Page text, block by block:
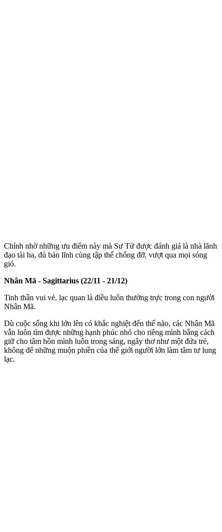
Chính nhờ những ưu điểm này mà Sư Tử được đánh giá là nhà lãnh
đạo tài ba, đủ bản lĩnh cùng tập thể chống đỡ, vượt qua mọi sóng
gió.
Nhân Mã - Sagittarius (22/11 - 21/12)
Tinh thần vui vẻ, lạc quan là điều luôn thường trực trong con người
Nhân Mã.
Dù cuộc sống khi lớn lên có khắc nghiệt đến thế nào, các Nhân Mã
vẫn luôn tìm được những hạnh phúc nhỏ cho riêng mình bằng cách
giữ cho tâm hồn mình luôn trong sáng, ngây thơ như một đứa trẻ,
không để những muộn phiền của thế giới người lớn làm tâm tư lung
lạc.